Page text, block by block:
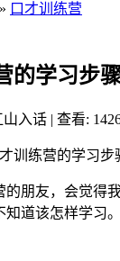
» 口才训练营
的学习步
山入话 | 查看:
的朋友，会觉得
道该怎样学习。